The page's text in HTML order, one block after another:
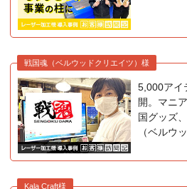
戦国魂（ベルウッドクリエイツ）様
5,000アイ
開。マニ
国グッズ
（ベルウ
Kala Craft様